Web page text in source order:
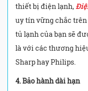
thiết bị điện lạnh,
uy tín vững chắc
tủ lạnh của bạn sẽ
là với các thương
Sharp hay Philips.
4. Bảo hành dài hạn